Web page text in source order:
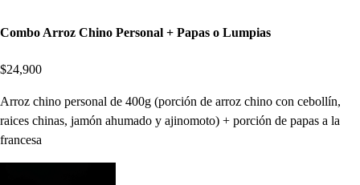
Combo Arroz Chino Personal + Papas o Lumpias
$24,900
Arroz chino personal de 400g (porción de arroz chino con cebollín,
raices chinas, jamón ahumado y ajinomoto) + porción de papas a la
francesa